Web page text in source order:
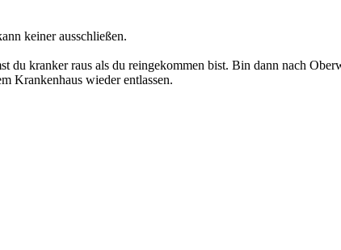
keiner ausschließen.
du kranker raus als du reingekommen bist. Bin dann nach
Krankenhaus wieder entlassen.